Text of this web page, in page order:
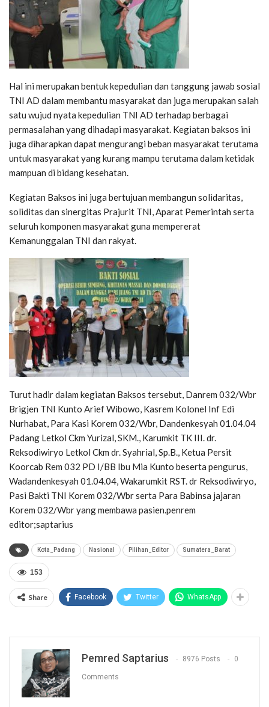
Hal ini merupakan bentuk kepedulian dan tanggung jawab sosial
TNI AD dalam membantu masyarakat dan juga merupakan salah
satu wujud nyata kepedulian TNI AD terhadap berbagai
permasalahan yang dihadapi masyarakat. Kegiatan baksos ini
juga diharapkan dapat mengurangi beban masyarakat terutama
untuk masyarakat yang kurang mampu terutama dalam ketidak
mampuan di bidang kesehatan.
Kegiatan Baksos ini juga bertujuan membangun solidaritas,
soliditas dan sinergitas Prajurit TNI, Aparat Pemerintah serta
seluruh komponen masyarakat guna mempererat
Kemanunggalan TNI dan rakyat.
Turut hadir dalam kegiatan Baksos tersebut, Danrem 032/Wbr
Brigjen TNI Kunto Arief Wibowo, Kasrem Kolonel Inf Edi
Nurhabat, Para Kasi Korem 032/Wbr, Dandenkesyah 01.04.04
Padang Letkol Ckm Yurizal, SKM., Karumkit TK III. dr.
Reksodiwiryo Letkol Ckm dr. Syahrial, Sp.B., Ketua Persit
Koorcab Rem 032 PD I/BB Ibu Mia Kunto beserta pengurus,
Wadandenkesyah 01.04.04, Wakarumkit RST. dr Reksodiwiryo,
Pasi Bakti TNI Korem 032/Wbr serta Para Babinsa jajaran
Korem 032/Wbr yang membawa pasien.penrem
editor;saptarius
Kota_Padang Nasional Pilihan_Editor Sumatera_Barat
153
Share Facebook Twitter WhatsApp
Pemred Saptarius 8976 Posts 0
Comments